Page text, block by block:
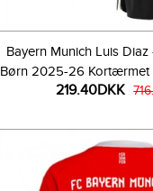
Bayern Munich Luis
Børn 2025-26 Kortærmet
219.40DKK